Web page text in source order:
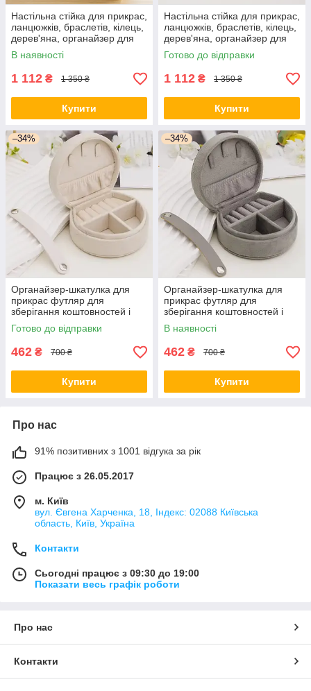
Настільна стійка для прикрас,
ланцюжків, браслетів, кілець,
дерев'яна, органайзер для
коштовностей і аксесуарів
28х23.3х13.8 см
В наявності
1 112 ₴ 1 350 ₴
Купити
Настільна стійка для прикрас,
ланцюжків, браслетів, кілець,
дерев'яна, органайзер для
коштовностей і аксесуарів
28х23,3х13,8 см
Готово до відправки
1 112 ₴ 1 350 ₴
Купити
–34%
Органайзер-шкатулка для
прикрас футляр для
зберігання коштовностей і
аксесуарів органайзер
10х9х5 см оксамит, бежевий
Готово до відправки
462 ₴ 700 ₴
Купити
–34%
Органайзер-шкатулка для
прикрас футляр для
зберігання коштовностей і
аксесуарів органайзер
10х9х5 см оксамит, сірий
В наявності
462 ₴ 700 ₴
Купити
Про нас
91% позитивних з 1001 відгука за рік
Працює з 26.05.2017
м. Київ
вул. Євгена Харченка, 18, Індекс: 02088 Київська
область, Київ, Україна
Контакти
Сьогодні працює з 09:30 до 19:00
Показати весь графік роботи
Про нас
Контакти